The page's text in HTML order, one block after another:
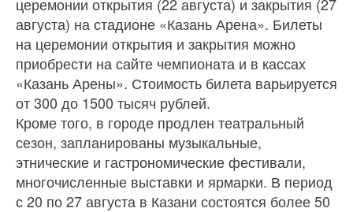
церемонии открытия (22 августа) и закрытия (27
августа) на стадионе «Казань Арена». Билеты
на церемонии открытия и закрытия можно
приобрести на сайте чемпионата и в кассах
«Казань Арены». Стоимость билета варьируется
от 300 до 1500 тысяч рублей.
Кроме того, в городе продлен театральный
сезон, запланированы музыкальные,
этнические и гастрономические фестивали,
многочисленные выставки и ярмарки. В период
с 20 по 27 августа в Казани состоятся более 50